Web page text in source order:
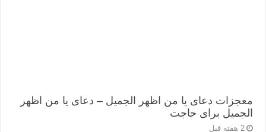
معجزات دعای یا من اظهر الجمیل – دعای یا من اظهر
الجمیل برای حاجت
2 هفته قبل